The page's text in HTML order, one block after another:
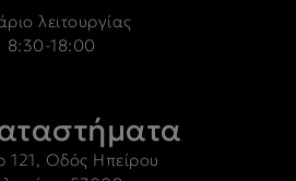
λειτουργίας
8:30-18:00
121, Οδός Ηπείρου